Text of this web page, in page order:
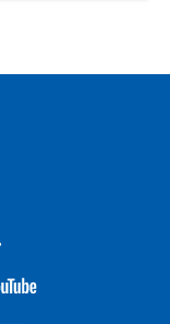
google
youtube-